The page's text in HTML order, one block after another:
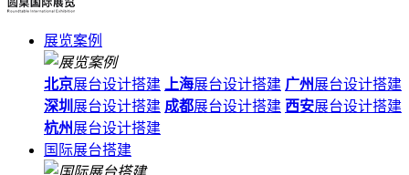
展览案例
北京展台设计搭建 上海展台设计搭建 广州展台设计搭建
深圳 展台设计搭建 成都展台设计搭建 西安展台设计搭建
杭州展台设计搭建
国际展台搭建